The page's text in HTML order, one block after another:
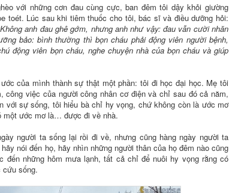
với những cơn đau cùng cực, ban đêm tôi dậy khỏi giường
Lúc sau khi tiêm thuốc cho tôi, bác sĩ và điều dưỡng hỏi:
Không anh đau ghê gớm, nhưng anh như vậy: đau vẫn cười nhăn
bảo: bình thường thì bọn cháu phải động viên người bệnh,
động viên bọn cháu, nghe chuyện nhà của bọn cháu và giúp
của mình thành sự thật một phần: tôi đi học đại học. Mẹ tôi
công việc của người công nhân cơ điện và chỉ sau đó cả năm,
với sự sống, tôi hiểu bà chỉ hy vọng, chứ không còn là ước mơ
một ước mơ là… được đi về nhà.
người ta sống lại rồi đi về, nhưng cũng hàng ngày người ta
nói đến họ, hãy nhìn những người thân của họ đêm nào cũng
đến những hôm mưa lạnh, tất cả chỉ để nuôi hy vọng rằng có
cứu sống.